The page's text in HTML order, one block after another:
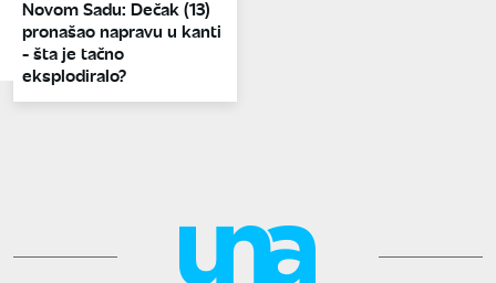
Novom Sadu: Dečak (13)
pronašao napravu u kanti
- šta je tačno
eksplodiralo?